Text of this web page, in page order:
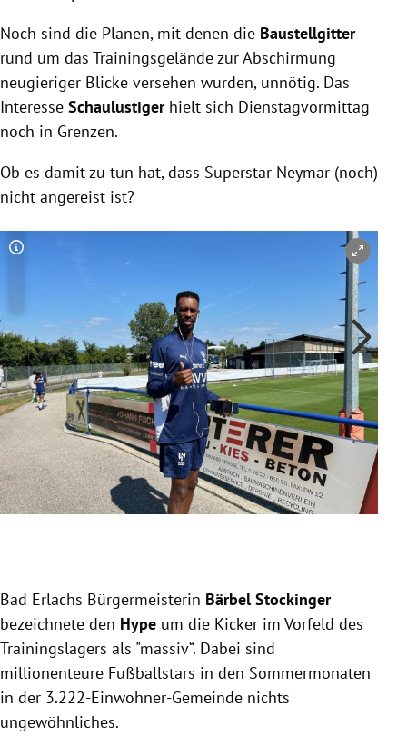
Noch sind die Planen, mit denen die Baustellgitter
rund um das Trainingsgelände zur Abschirmung
neugieriger Blicke versehen wurden, unnötig. Das
Interesse Schaulustigerhielt sich Dienstagvormittag
noch in Grenzen.
Ob es damit zu tun hat, dass Superstar Neymar (noch)
nicht angereist ist?
Copyright-Hinweis öffnen/schließen
Bad Erlachs Bürgermeisterin Bärbel Stockinger
bezeichnete den Hype um die Kicker im Vorfeld des
Trainingslagers als "massiv“. Dabei sind
millionenteure Fußballstars in den Sommermonaten
in der 3.222-Einwohner-Gemeinde nichts
ungewöhnliches.